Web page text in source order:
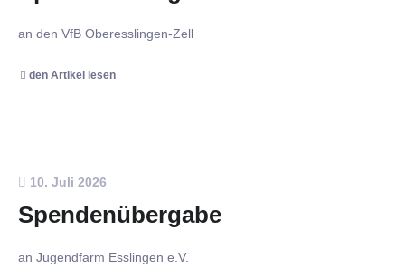
an den VfB Oberesslingen-Zell
den Artikel lesen
10. Juli 2026
Spendenübergabe
an Jugendfarm Esslingen e.V.